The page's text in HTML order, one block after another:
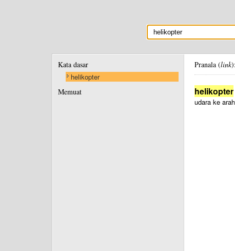
Kata dasar
helikopter
Memuat
Pranala (link):
helikopter
udara ke